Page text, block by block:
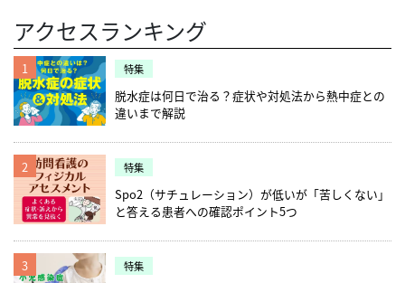
アクセスランキング
1 特集
脱水症は何日で治る？症状や対処法から熱中症との
違いまで解説
2 特集
Spo2（サチュレーション）が低いが「苦しくない」
と答える患者への確認ポイント5つ
3 特集